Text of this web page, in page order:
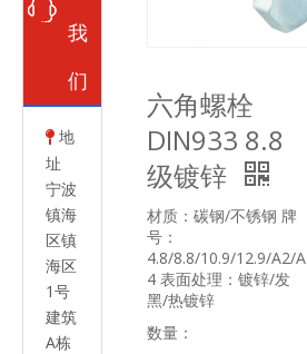
我
们
 地
址
宁波
镇海
区镇
海区
1号
建筑
A栋
六角螺栓
DIN933 8.8
级镀锌
材质：碳钢/不锈钢 牌
号：
4.8/8.8/10.9/12.9/A2/A
4 表面处理：镀锌/发
黑/热镀锌
数量：